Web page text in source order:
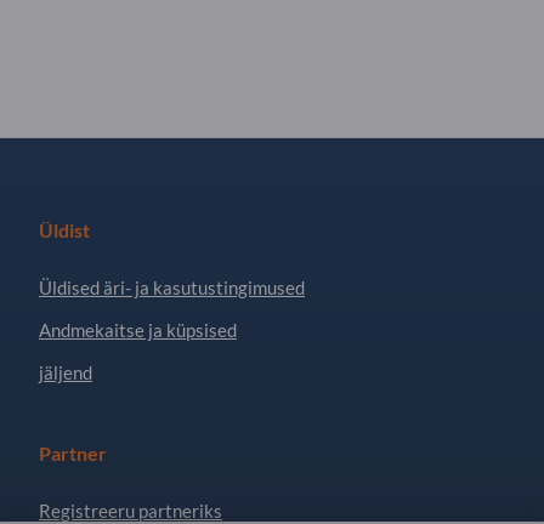
Üldist
Üldised äri- ja kasutustingimused
Andmekaitse ja küpsised
jäljend
Partner
Registreeru partneriks